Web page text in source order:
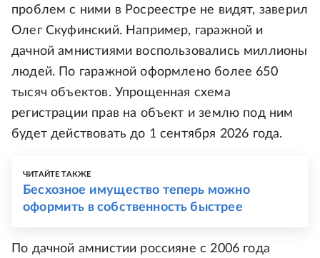
проблем с ними в Росреестре не видят, заверил
Олег Скуфинский. Например, гаражной и
дачной амнистиями воспользовались миллионы
людей. По гаражной оформлено более 650
тысяч объектов. Упрощенная схема
регистрации прав на объект и землю под ним
будет действовать до 1 сентября 2026 года.
ЧИТАЙТЕ ТАКЖЕ
Бесхозное имущество теперь можно
оформить в собственность быстрее
По дачной амнистии россияне с 2006 года